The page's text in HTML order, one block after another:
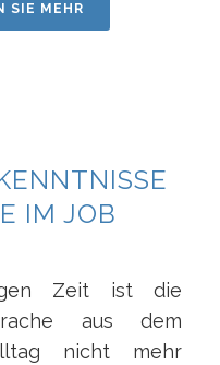
SIE MEHR
IM JOB
Zeit ist die
aus dem
nicht mehr